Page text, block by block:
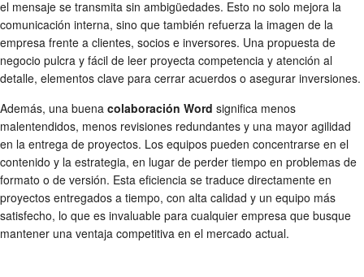
el mensaje se transmita sin ambigüedades. Esto no solo mejora la
comunicación interna, sino que también refuerza la imagen de la
empresa frente a clientes, socios e inversores. Una propuesta de
negocio pulcra y fácil de leer proyecta competencia y atención al
detalle, elementos clave para cerrar acuerdos o asegurar inversiones.
Además, una buena colaboración Word significa menos
malentendidos, menos revisiones redundantes y una mayor agilidad
en la entrega de proyectos. Los equipos pueden concentrarse en el
contenido y la estrategia, en lugar de perder tiempo en problemas de
formato o de versión. Esta eficiencia se traduce directamente en
proyectos entregados a tiempo, con alta calidad y un equipo más
satisfecho, lo que es invaluable para cualquier empresa que busque
mantener una ventaja competitiva en el mercado actual.